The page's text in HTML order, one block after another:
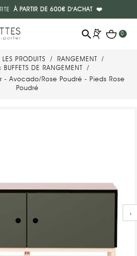
À PARTIR DE 600€ D'ACHAT ❤️
search 0
LES PRODUITS
RANGEMENT
DE RANGEMENT
- Avocado/Rose Poudré - Pieds Rose
Poudré
›